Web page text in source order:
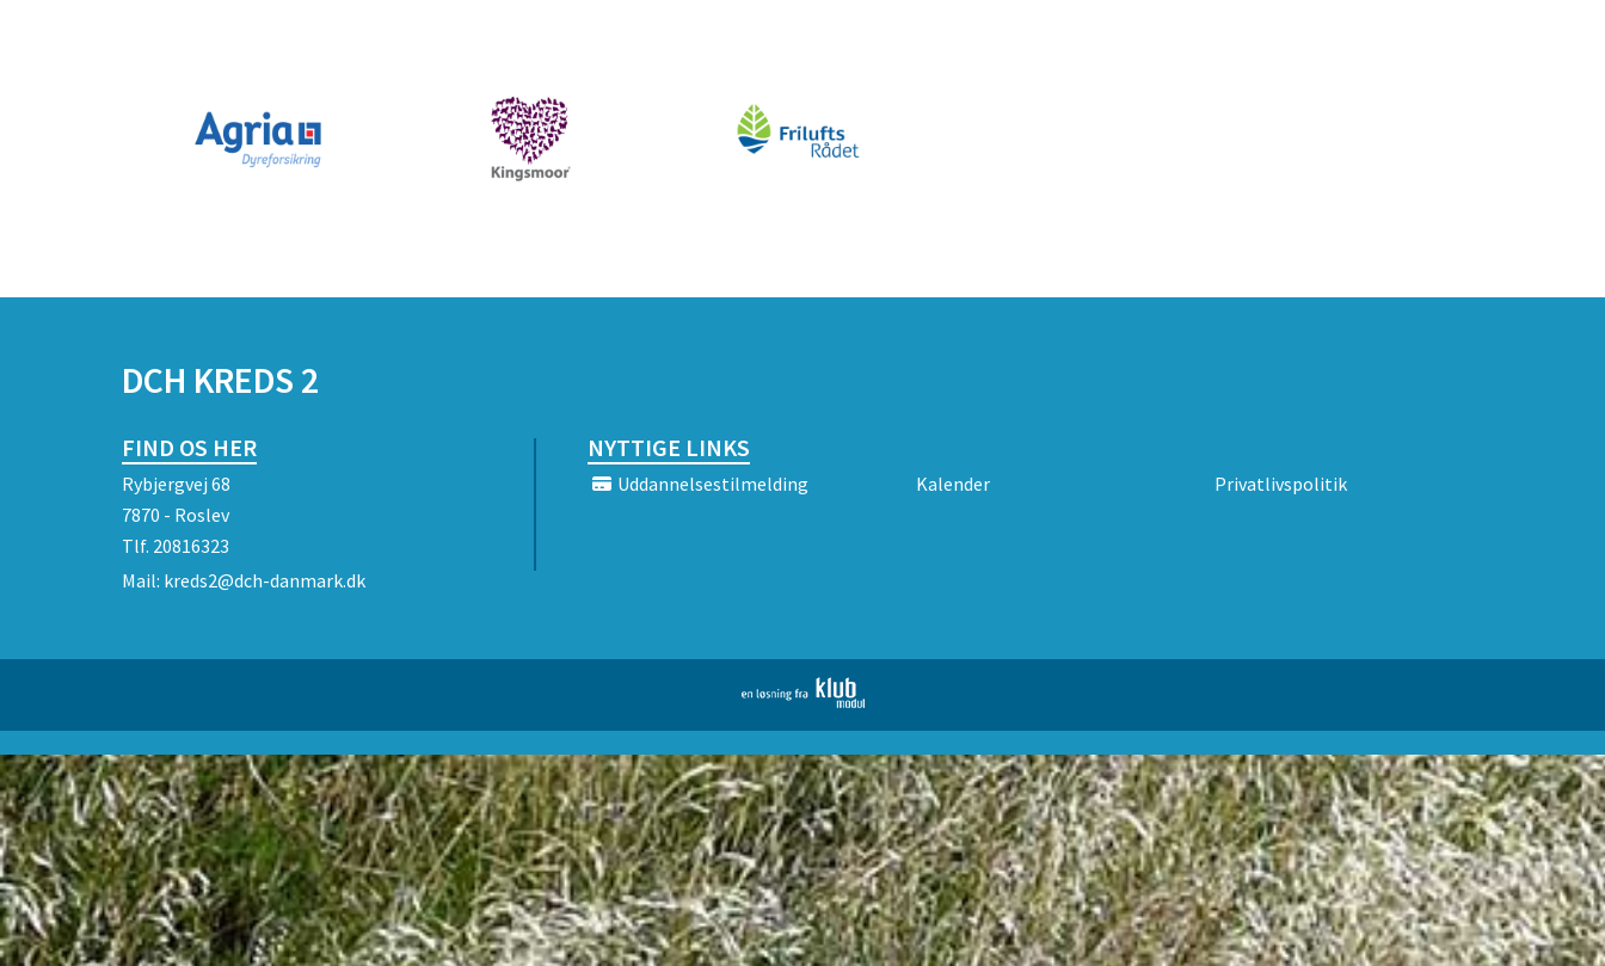
DCH KREDS 2
FIND OS HER
Rybjergvej 68
7870 - Roslev
Tlf. 20816323
Mail: kreds2@dch-danmark.dk
NYTTIGE LINKS
Uddannelsestilmelding Kalender Privatlivspolitik